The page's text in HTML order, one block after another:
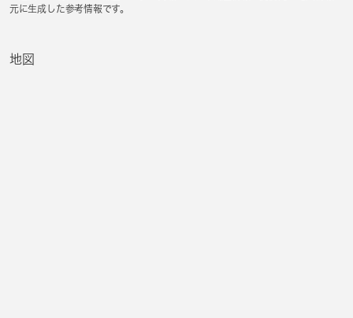
元に生成した参考情報です。
地図